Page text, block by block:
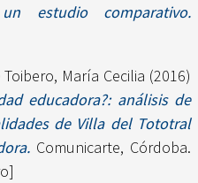
estudio comparativo.
Toibero, María Cecilia (2016)
educadora?: análisis de
de Villa del Tototral
Comunicarte, Córdoba.